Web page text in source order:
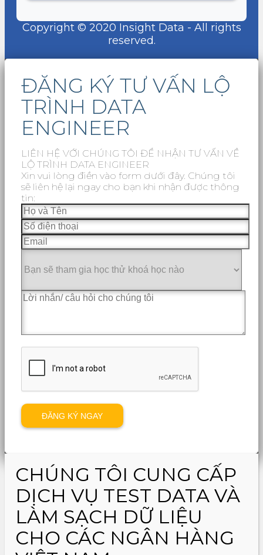
Copyright © 2020 Insight Data - All rights
reserved.
ĐĂNG KÝ TƯ VẤN LỘ
TRÌNH DATA
ENGINEER
LIÊN HỆ VỚI CHÚNG TÔI ĐỂ NHẬN TƯ VẤN VỀ
LỘ TRÌNH DATA ENGINEER
Xin vui lòng điền vào form dưới đây. Chúng tôi
sẽ liên hệ lại ngay cho bạn khi nhận được thông
tin:
CHÚNG TÔI CUNG CẤP
DỊCH VỤ TEST DATA VÀ
LÀM SẠCH DỮ LIỆU
CHO CÁC NGÂN HÀNG